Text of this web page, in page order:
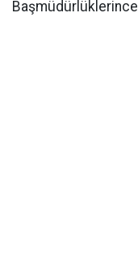
Başmüdürlüklerince